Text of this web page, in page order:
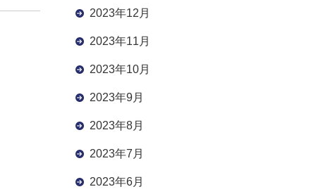
2023年12月
2023年11月
2023年10月
2023年9月
2023年8月
2023年7月
2023年6月